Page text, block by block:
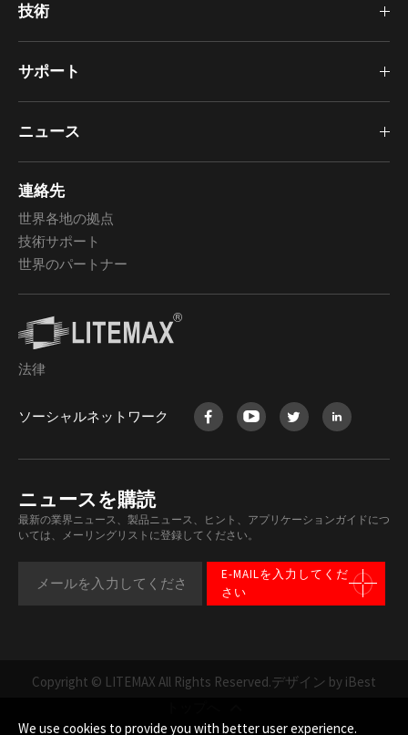
技術
サポート
ニュース
連絡先
世界各地の拠点
技術サポート
世界のパートナー
法律
ソーシャルネットワーク
ニュースを購読
最新の業界ニュース、製品ニュース、ヒント、アプリケーションガイドにつ
いては、メーリングリストに登録してください。
E-MAILを入力してくだ
さい
Copyright © LITEMAX All Rights Reserved.デザイン by iBest
We use cookies to provide you with better user experience.